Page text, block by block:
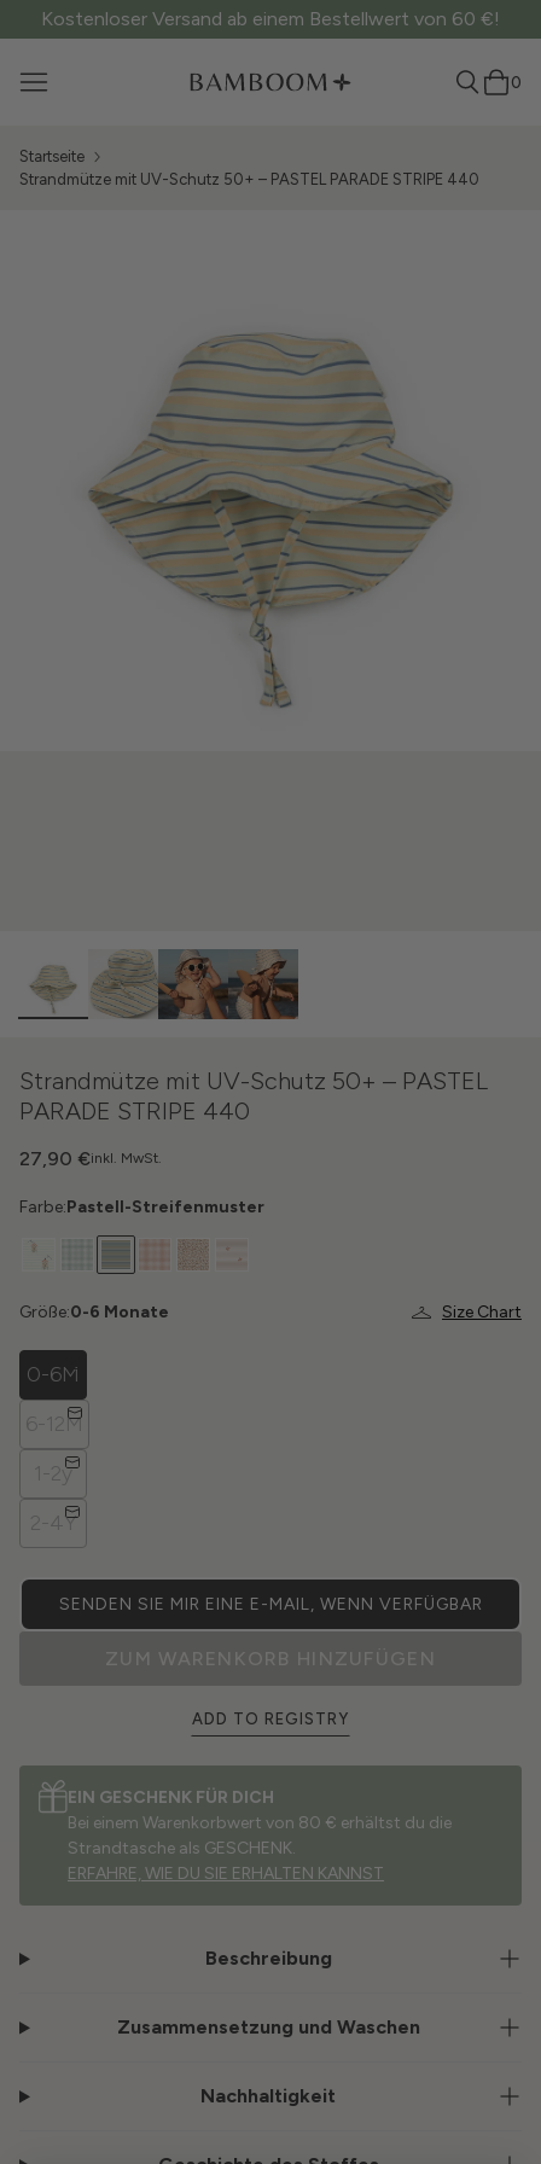
Kostenloser Versand ab einem Bestellwert von 60 €!
0
Startseite
Strandmütze mit UV-Schutz 50+ – PASTEL PARADE STRIPE 440
Strandmütze mit UV-Schutz 50+ – PASTEL
PARADE STRIPE 440
inkl. MwSt.
27,90 €
Farbe:Pastell-Streifenmuster
Size Chart
Größe:0-6 Monate
0-6M
6-12M
1-2y
2-4Y
SENDEN SIE MIR EINE E-MAIL, WENN VERFÜGBAR
ZUM WARENKORB HINZUFÜGEN
ADD TO REGISTRY
EIN GESCHENK FÜR DICH
Bei einem Warenkorbwert von 80 € erhältst du die
Strandtasche als GESCHENK.
ERFAHRE, WIE DU SIE ERHALTEN KANNST
Beschreibung
Zusammensetzung und Waschen
Nachhaltigkeit